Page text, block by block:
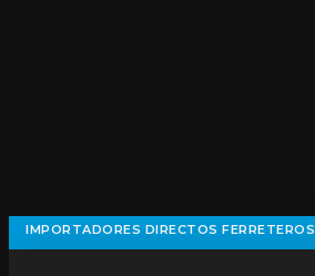
IMPORTADORES DIRECTOS FERRETEROS